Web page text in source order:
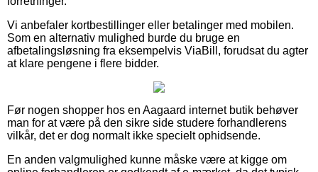
Vi anbefaler kortbestillinger eller betalinger med mobilen.
Som en alternativ mulighed burde du bruge en
afbetalingsløsning fra eksempelvis ViaBill, forudsat du agter
at klare pengene i flere bidder.
Før nogen shopper hos en Aagaard internet butik behøver
man for at være på den sikre side studere forhandlerens
vilkår, det er dog normalt ikke specielt ophidsende.
En anden valgmulighed kunne måske være at kigge om